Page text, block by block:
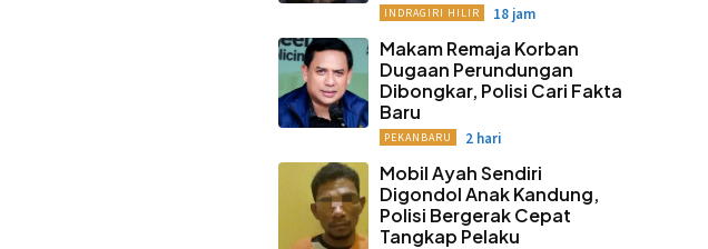
INDRAGIRI HILIR 18 jam
Makam Remaja Korban
Dugaan Perundungan
Dibongkar, Polisi Cari Fakta
Baru
PEKANBARU 2 hari
Mobil Ayah Sendiri
Digondol Anak Kandung,
Polisi Bergerak Cepat
Tangkap Pelaku